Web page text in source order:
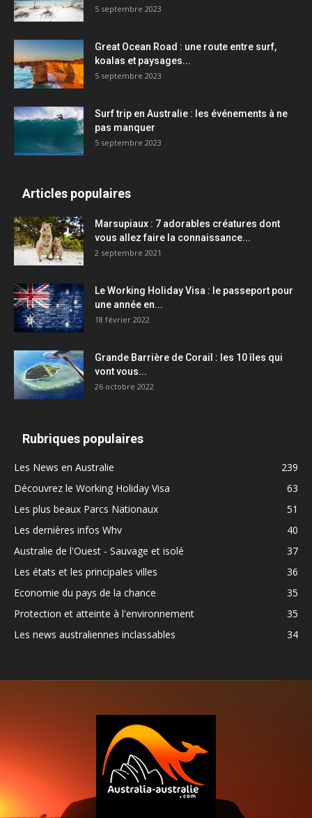
5 septembre 2023
Great Ocean Road : une route entre surf,
koalas et paysages...
5 septembre 2023
Surf trip en Australie : les événements à ne
pas manquer
5 septembre 2023
Articles populaires
Marsupiaux : 7 adorables créatures dont
vous allez faire la connaissance...
2 septembre 2021
Le Working Holiday Visa : le passeport pour
une année en...
18 février 2022
Grande Barrière de Corail : les 10 îles qui
vont vous...
26 octobre 2022
Rubriques populaires
Les News en Australie
239
Découvrez le Working Holiday Visa
63
Les plus beaux Parcs Nationaux
51
Les dernières infos Whv
40
Australie de l'Ouest - Sauvage et isolé
37
Les états et les principales villes
36
Economie du pays de la chance
35
Protection et atteinte à l'environnement
35
Les news australiennes inclassables
34